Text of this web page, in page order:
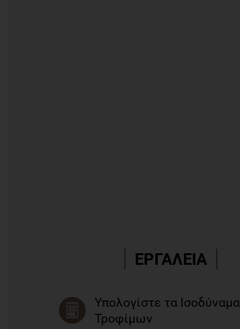
ΕΡΓΑΛΕΙΑ
Υπολογίστε τα Ισοδύναμα
Τροφίμων